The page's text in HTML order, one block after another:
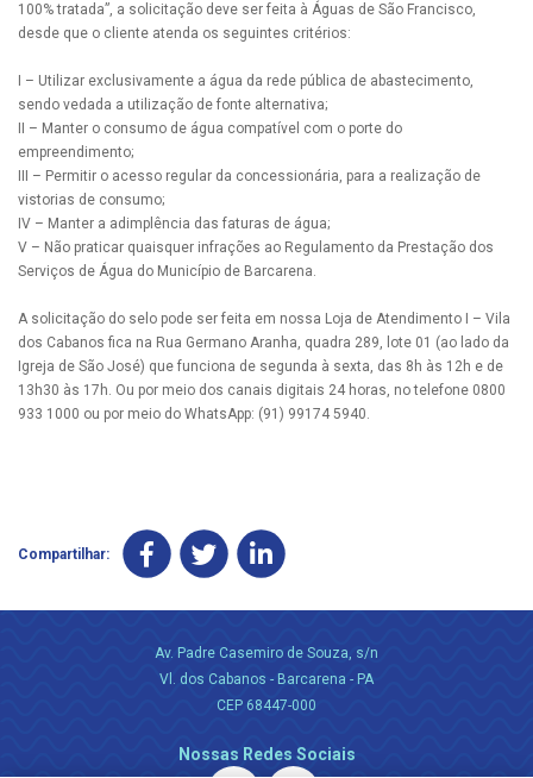
100% tratada”, a solicitação deve ser feita à Águas de São Francisco,
desde que o cliente atenda os seguintes critérios:
I – Utilizar exclusivamente a água da rede pública de abastecimento,
sendo vedada a utilização de fonte alternativa;
II – Manter o consumo de água compatível com o porte do
empreendimento;
III – Permitir o acesso regular da concessionária, para a realização de
vistorias de consumo;
IV – Manter a adimplência das faturas de água;
V – Não praticar quaisquer infrações ao Regulamento da Prestação dos
Serviços de Água do Município de Barcarena.
A solicitação do selo pode ser feita em nossa Loja de Atendimento I – Vila
dos Cabanos fica na Rua Germano Aranha, quadra 289, lote 01 (ao lado da
Igreja de São José) que funciona de segunda à sexta, das 8h às 12h e de
13h30 às 17h. Ou por meio dos canais digitais 24 horas, no telefone 0800
933 1000 ou por meio do WhatsApp: (91) 99174 5940.
Compartilhar:
Av. Padre Casemiro de Souza, s/n
Vl. dos Cabanos - Barcarena - PA
CEP 68447-000
Nossas Redes Sociais